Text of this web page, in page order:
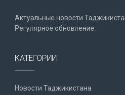
Актуальные новости
Регулярное обновление.
КАТЕГОРИИ
Новости Таджикистана